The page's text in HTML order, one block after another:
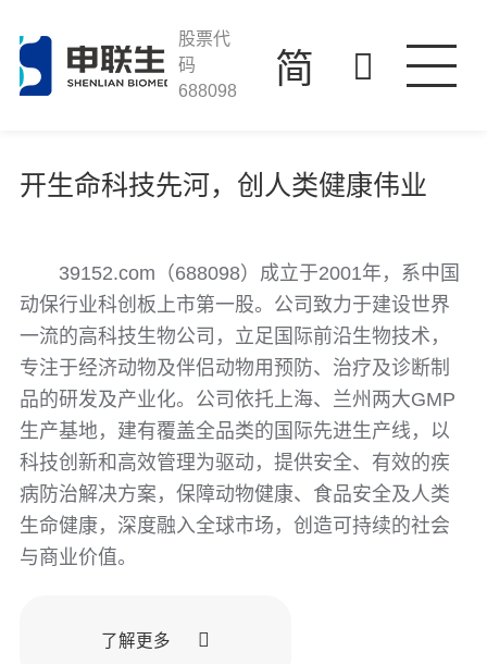
股票代
码
688098
投资者关系
联系我们
简
39152.com
开生命科技先河，创人类健康伟业
39152.com（688098）成立于2001年，系中国
动保行业科创板上市第一股。公司致力于建设世界
一流的高科技生物公司，立足国际前沿生物技术，
专注于经济动物及伴侣动物用预防、治疗及诊断制
品的研发及产业化。公司依托上海、兰州两大GMP
生产基地，建有覆盖全品类的国际先进生产线，以
科技创新和高效管理为驱动，提供安全、有效的疾
病防治解决方案，保障动物健康、食品安全及人类
生命健康，深度融入全球市场，创造可持续的社会
与商业价值。
了解更多